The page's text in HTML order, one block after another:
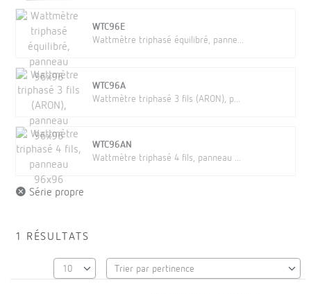
WTC96E
Wattmètre triphasé équilibré, panne...
WTC96A
Wattmètre triphasé 3 fils (ARON), p...
WTC96AN
Wattmètre triphasé 4 fils, panneau ...
Série propre
1 RÉSULTATS